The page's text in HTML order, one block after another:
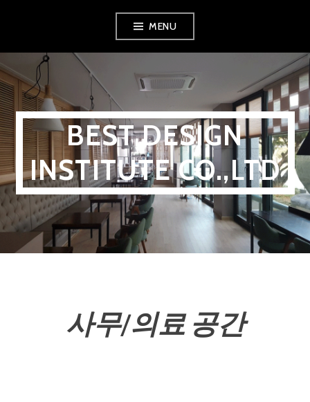
MENU
BEST DESIGN
INSTITUTE CO.,LTD
사무/의료 공간